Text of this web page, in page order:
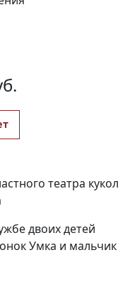
театра кукол
двоих детей
Умка и мальчик